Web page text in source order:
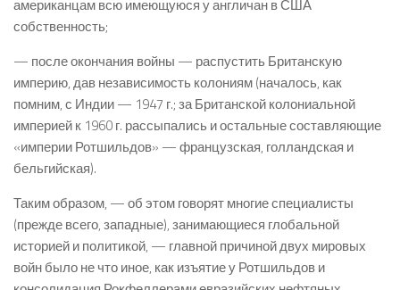
американцам всю имеющуюся у англичан в США
собственность;
— после окончания войны — распустить Британскую
империю, дав независимость колониям (началось, как
помним, с Индии — 1947 г.; за Британской колониальной
империей к 1960 г. рассыпались и остальные составляющие
«империи Ротшильдов» — французская, голландская и
бельгийская).
Таким образом, — об этом говорят многие специалисты
(прежде всего, западные), занимающиеся глобальной
историей и политикой, — главной причиной двух мировых
войн было не что иное, как изъятие у Ротшильдов и